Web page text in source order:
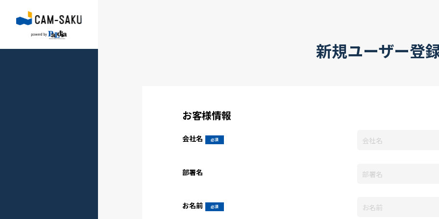
新規ユーザー登
お客様情報
会社名
部署名
お名前